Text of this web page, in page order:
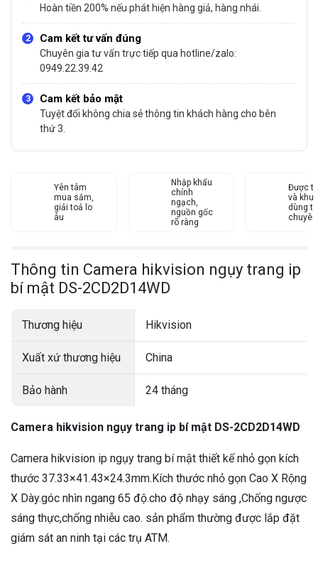
Hoàn tiền 200% nếu phát hiện hàng giả, hàng nhái.
Cam kết tư vấn đúng
Chuyên gia tư vấn trực tiếp qua hotline/zalo:
0949.22.39.42
Cam kết bảo mật
Tuyệt đối không chia sẻ thông tin khách hàng cho bên
thứ 3.
Yên tâm
mua sắm,
giải toả lo
âu
Nhập khẩu
chính
ngạch,
nguồn gốc
rõ ràng
Được
và
dùng từ
Thông tin Camera hikvision ngụy trang ip
bí mật DS-2CD2D14WD
Thương hiệu Hikvision
Xuất xứ thương hiệu China
Bảo hành 24 tháng
Camera hikvision ngụy trang ip bí mật DS-2CD2D14WD
Camera hikvision ip ngụy trang bí mật thiết kế nhỏ gọn kích
thước 37.33×41.43×24.3mm.Kích thước nhỏ gọn Cao X Rộng
X Dày.góc nhìn ngang 65 độ.cho độ nhạy sáng ,Chống ngược
sáng thực,chống nhiễu cao. sản phẩm thường được lắp đặt
giám sát an ninh tại các trụ ATM.